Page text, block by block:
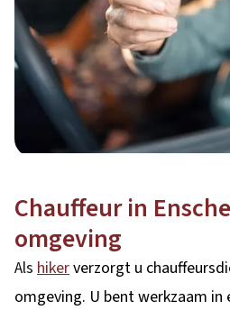
Chauffeur in
omgeving
Als hikerverzorgt u
omgeving. U bent werkzaam in